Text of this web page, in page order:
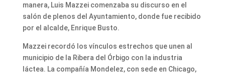
manera, Luis Mazzei comenzaba su discurso en el
salón de plenos del Ayuntamiento, donde fue recibido
por el alcalde, Enrique Busto.
Mazzei recordó los vínculos estrechos que unen al
municipio de la Ribera del Órbigo con la industria
láctea. La compañía Mondelez, con sede en Chicago,